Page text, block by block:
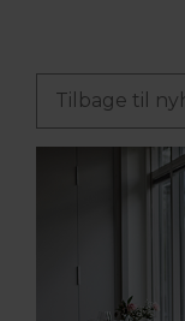
Tilbage til